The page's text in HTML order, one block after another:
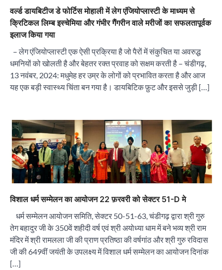
वर्ल्ड डायबिटीज डे फोर्टिस मोहाली में लेग एंजियोप्लास्टी के माध्यम से
क्रिटिकल लिम्ब इस्चेमिया और गंभीर गैंगरीन वाले मरीजों का सफलतापूर्वक
इलाज किया गया
– लेग एंजियोप्लास्टी एक ऐसी प्रक्रिया है जो पैरों में संकुचित या अवरुद्ध
धमनियों को खोलती है और बेहतर रक्त प्रवाह को सक्षम करती है – चंडीगढ़,
13 नवंबर, 2024: मधुमेह हर उम्र के लोगों को प्रभावित करता है और आज
यह एक बड़ी स्वास्थ्य चिंता बन गया है। डायबिटिक फ़ुट और इससे जुड़ी […]
विशाल धर्म सम्मेलन का आयोजन 22 फ़रवरी को सेक्टर 51-D मे
धर्म सम्मेलन आयोजन समिति, सेक्टर 50-51-63, चंडीगढ़ द्वारा श्री गुरु
तेग बहादुर जी के 350वें शहीदी वर्ष एवं श्री अयोध्या धाम में बने भव्य श्री राम
मंदिर में श्री रामलला जी की प्राण प्रतिष्ठा की वर्षगांठ और श्री गुरु रविदास
जी की 649वीं जयंती के उपलक्ष्य में विशाल धर्म सम्मेलन का आयोजन दिनांक
[…]
2
का बढ़ता कदम, 12 से 15 अगस्त तक भारत मंडपम में होगा
भव्य भारत व्यापार महोत्सव : हरीश गर्ग
City uday August 6, 2026
3
सोलर एनर्जी वेंडर्स एसोसिएशन (सेवा) ने पंजाब में सौर
City uday August 6, 2026
₹227 करोड़ का ‘टेबल एजेंडा घोटाला’ भाजपा के
भ्रष्टाचार, तानाशाही और लोकतंत्र की हत्या का सबसे बड़ा
सबूत : एच.एस. लक्की
City uday August 6, 2026
1
इंडियन नेशनल थियेटर द्वारा 9 अगस्त को होगा ‘वर्षा ऋतु
City uday August 6, 2026
“वोकल फॉर लोकल” से “लोकल टू ग्लोबल” की ओर भारत
का बढ़ता कदम, 12 से 15 अगस्त तक भारत मंडपम में होगा
2
पारस हेल्थ पंचकूला ने ‘तिरंगा यात्रा 2025’ का हरियाणा से
कश्मीर तक किया आगाज़, राष्ट्रीय एकता को मिलेगा नया
आयाम